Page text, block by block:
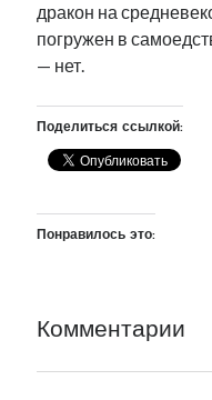
дракон на
погружен в
— нет.
Поделиться ссылкой:
Понравилось это:
Комментарии